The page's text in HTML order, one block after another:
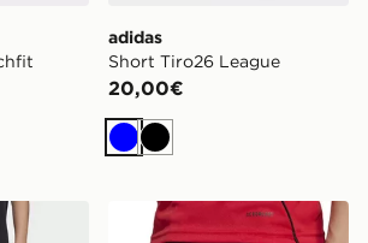
adidas
Short Tiro26 League
20,00€
BluNero
26 Competition Match Day
adidas Pantaloncino